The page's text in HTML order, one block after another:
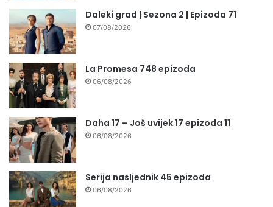
Daleki grad | Sezona 2 | Epizoda 71
07/08/2026
La Promesa 748 epizoda
06/08/2026
Daha 17 – Još uvijek 17 epizoda 11
06/08/2026
Serija nasljednik 45 epizoda
06/08/2026